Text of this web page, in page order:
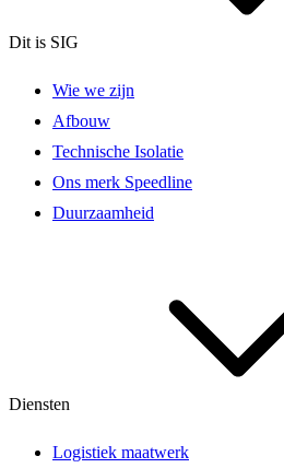
Dit is SIG
Wie we zijn
Afbouw
Technische Isolatie
Ons merk Speedline
Duurzaamheid
Diensten
Logistiek maatwerk